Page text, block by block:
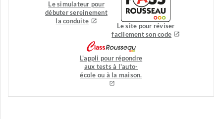
Le simulateur pour
débuter sereinement
la conduite
Le site pour réviser
facilement son code
L'appli pour répondre
aux tests à l'auto-
école ou à la maison.